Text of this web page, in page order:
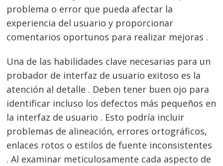
problema o error que pueda afectar la
experiencia del usuario y proporcionar
comentarios oportunos para realizar mejoras .
Una de las habilidades clave necesarias para un
probador de interfaz de usuario exitoso es la
atención al detalle . Deben tener buen ojo para
identificar incluso los defectos más pequeños en
la interfaz de usuario . Esto podría incluir
problemas de alineación, errores ortográficos,
enlaces rotos o estilos de fuente inconsistentes
. Al examinar meticulosamente cada aspecto de